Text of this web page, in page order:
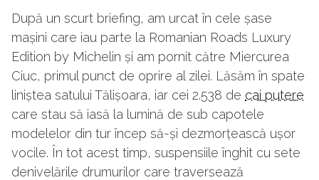
După un scurt briefing, am urcat în cele șase
mașini care iau parte la Romanian Roads Luxury
Edition by Michelin și am pornit către Miercurea
Ciuc, primul punct de oprire al zilei. Lăsăm în spate
liniștea satului Tălișoara, iar cei 2.538 de cai putere
care stau să iasă la lumină de sub capotele
modelelor din tur încep să-și dezmorțească ușor
vocile. În tot acest timp, suspensiile înghit cu sete
denivelările drumurilor care traversează